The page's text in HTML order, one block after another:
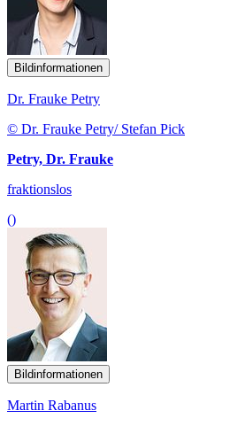
Bildinformationen
Dr. Frauke Petry
© Dr. Frauke Petry/ Stefan Pick
Petry, Dr. Frauke
fraktionslos
()
Bildinformationen
Martin Rabanus